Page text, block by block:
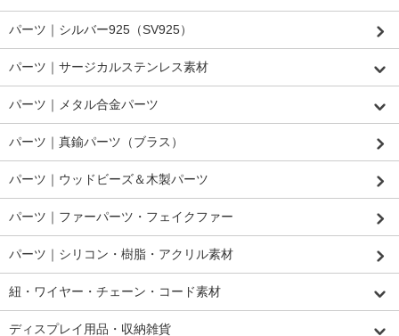
パーツ｜シルバー925（SV925）
パーツ｜サージカルステンレス素材
パーツ｜メタル合金パーツ
パーツ｜真鍮パーツ（ブラス）
パーツ｜ウッドビーズ＆木製パーツ
パーツ｜ファーパーツ・フェイクファー
パーツ｜シリコン・樹脂・アクリル素材
紐・ワイヤー・チェーン・コード素材
ディスプレイ用品・収納雑貨